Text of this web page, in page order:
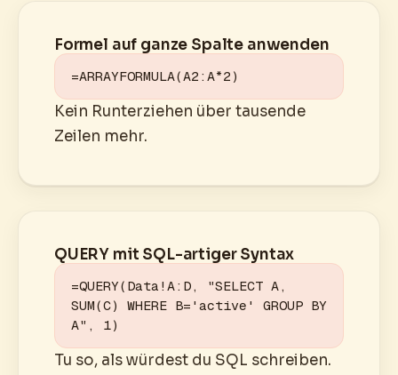
Formel auf ganze Spalte anwenden
=ARRAYFORMULA(A2:A*2)
Kein Runterziehen über tausende
Zeilen mehr.
QUERY mit SQL-artiger Syntax
=QUERY(Data!A:D, "SELECT A,
SUM(C) WHERE B='active' GROUP BY
A", 1)
Tu so, als würdest du SQL schreiben.